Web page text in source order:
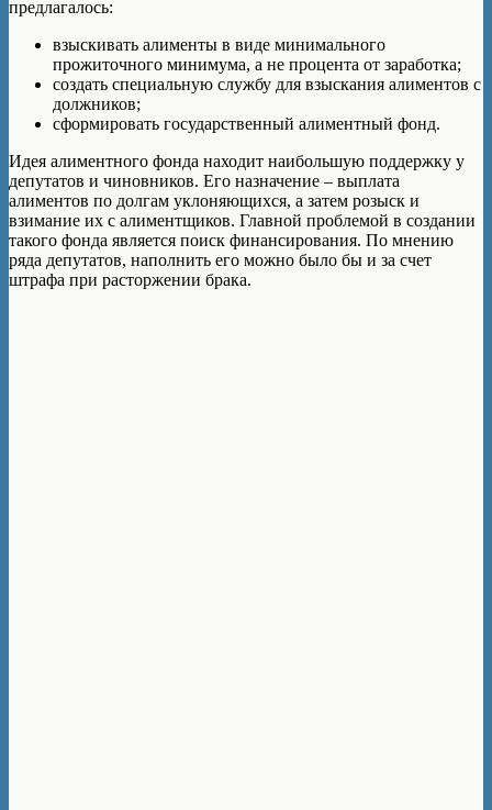
предлагалось:
взыскивать алименты в виде минимального
прожиточного минимума, а не процента от заработка;
создать специальную службу для взыскания алиментов с
должников;
сформировать государственный алиментный фонд.
Идея алиментного фонда находит наибольшую поддержку у
депутатов и чиновников. Его назначение – выплата
алиментов по долгам уклоняющихся, а затем розыск и
взимание их с алиментщиков. Главной проблемой в создании
такого фонда является поиск финансирования. По мнению
ряда депутатов, наполнить его можно было бы и за счет
штрафа при расторжении брака.